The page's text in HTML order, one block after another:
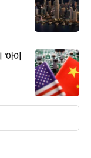
아이